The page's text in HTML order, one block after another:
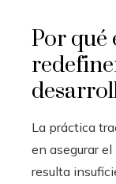
Por qué
La práctica
en asegurar
resulta